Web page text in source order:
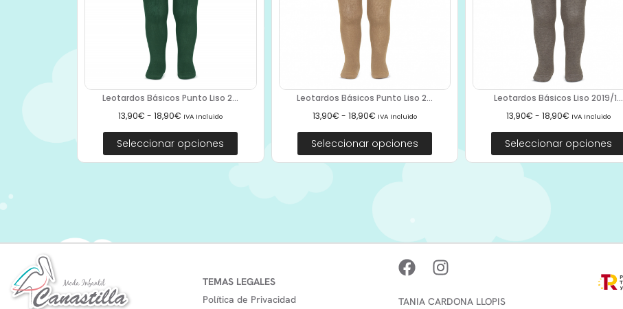
Leotardos Básicos Punto Liso 2...
13,90€ - 18,90€ IVA Incluido
Seleccionar opciones
Leotardos Básicos Punto Liso 2...
13,90€ - 18,90€ IVA Incluido
Seleccionar opciones
Leotardos Básicos Liso 2019/1...
13,90€ - 18,90€ IVA Incluido
Seleccionar opciones
TEMAS LEGALES
Política de Privacidad
TANIA CARDONA LLOPIS